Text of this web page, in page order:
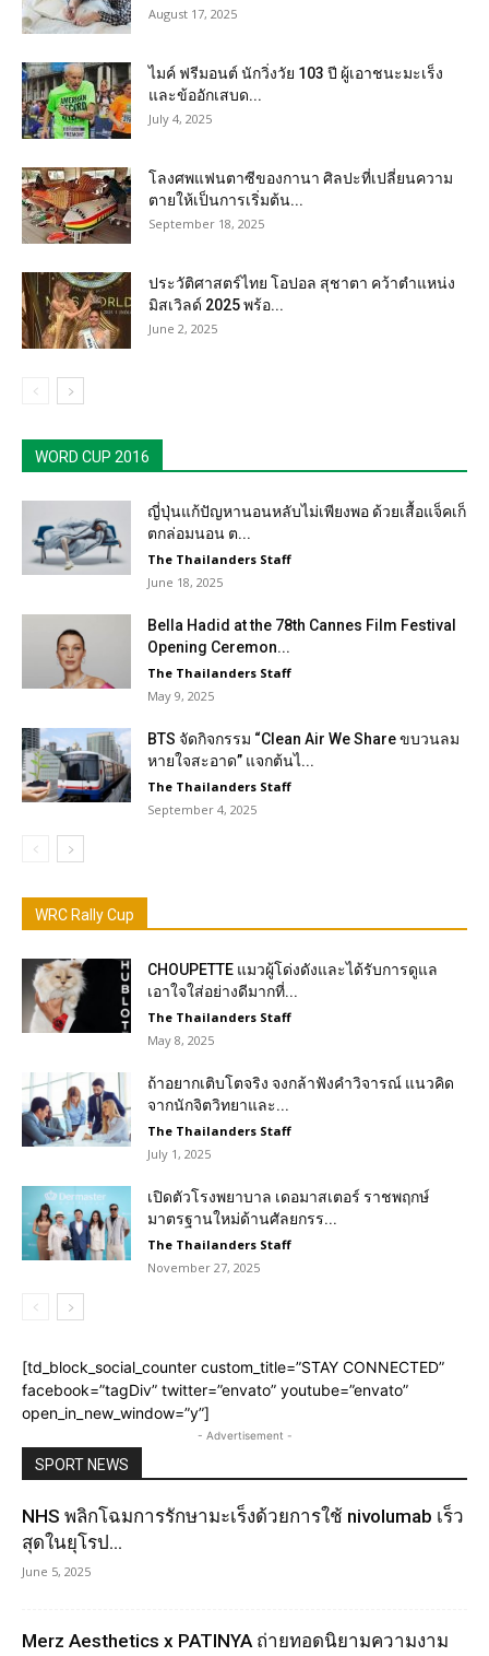
August 17, 2025
ไมค์ ฟรีมอนต์ นักวิ่งวัย 103 ปี ผู้เอาชนะมะเร็ง
และข้ออักเสบด...
July 4, 2025
โลงศพแฟนตาซีของกานา ศิลปะที่เปลี่ยนความ
ตายให้เป็นการเริ่มต้น...
September 18, 2025
ประวัติศาสตร์ไทย โอปอล สุชาตา คว้าตำแหน่ง
มิสเวิลด์ 2025 พร้อ...
June 2, 2025
WORD CUP 2016
ญี่ปุ่นแก้ปัญหานอนหลับไม่เพียงพอ ด้วยเสื้อแจ็คเก็
ตกล่อมนอน ต...
The Thailanders Staff
June 18, 2025
Bella Hadid at the 78th Cannes Film Festival
Opening Ceremon...
The Thailanders Staff
May 9, 2025
BTS จัดกิจกรรม “Clean Air We Share ขบวนลม
หายใจสะอาด” แจกต้นไ...
The Thailanders Staff
September 4, 2025
WRC Rally Cup
CHOUPETTE แมวผู้โด่งดังและได้รับการดูแล
เอาใจใส่อย่างดีมากที่...
The Thailanders Staff
May 8, 2025
ถ้าอยากเติบโตจริง จงกล้าฟังคำวิจารณ์ แนวคิด
จากนักจิตวิทยาและ...
The Thailanders Staff
July 1, 2025
เปิดตัวโรงพยาบาล เดอมาสเตอร์ ราชพฤกษ์
มาตรฐานใหม่ด้านศัลยกรร...
The Thailanders Staff
November 27, 2025
[td_block_social_counter custom_title=”STAY CONNECTED”
facebook=”tagDiv” twitter=”envato” youtube=”envato”
open_in_new_window=”y”]
- Advertisement -
SPORT NEWS
NHS พลิกโฉมการรักษามะเร็งด้วยการใช้ nivolumab เร็ว
สุดในยุโรป...
June 5, 2025
Merz Aesthetics x PATINYA ถ่ายทอดนิยามความงาม